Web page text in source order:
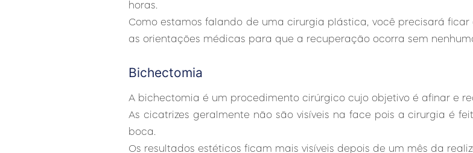
horas.
Como estamos falando de uma cirurgia plástica, você precisará
as orientações médicas para que a recuperação ocorra sem
Bichectomia
A bichectomia é um procedimento cirúrgico cujo objetivo é afinar e
As cicatrizes geralmente não são visíveis na face pois a cirurgia é
boca.
Os resultados estéticos ficam mais visíveis depois de um mês da